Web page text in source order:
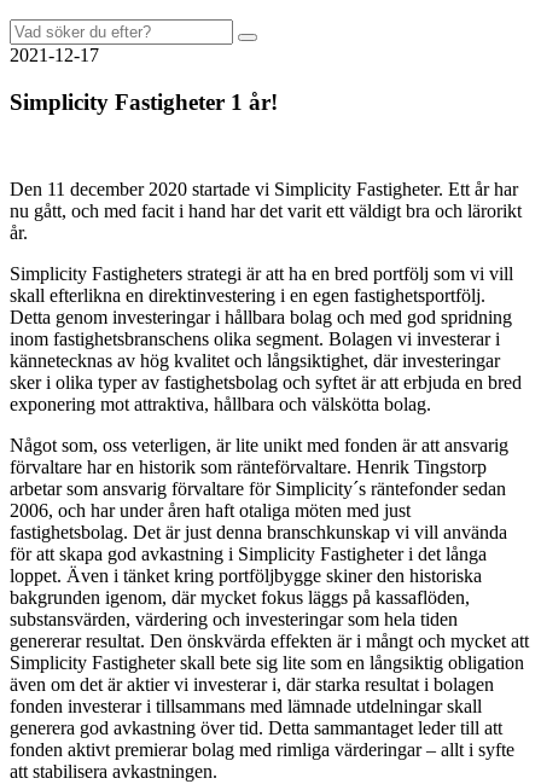
Sök
efter:
2021-12-17
Simplicity Fastigheter 1 år!
Den 11 december 2020 startade vi Simplicity Fastigheter. Ett år har
nu gått, och med facit i hand har det varit ett väldigt bra och lärorikt
år.
Simplicity Fastigheters strategi är att ha en bred portfölj som vi vill
skall efterlikna en direktinvestering i en egen fastighetsportfölj.
Detta genom investeringar i hållbara bolag och med god spridning
inom fastighetsbranschens olika segment. Bolagen vi investerar i
kännetecknas av hög kvalitet och långsiktighet, där investeringar
sker i olika typer av fastighetsbolag och syftet är att erbjuda en bred
exponering mot attraktiva, hållbara och välskötta bolag.
Något som, oss veterligen, är lite unikt med fonden är att ansvarig
förvaltare har en historik som ränteförvaltare. Henrik Tingstorp
arbetar som ansvarig förvaltare för Simplicity´s räntefonder sedan
2006, och har under åren haft otaliga möten med just
fastighetsbolag. Det är just denna branschkunskap vi vill använda
för att skapa god avkastning i Simplicity Fastigheter i det långa
loppet. Även i tänket kring portföljbygge skiner den historiska
bakgrunden igenom, där mycket fokus läggs på kassaflöden,
substansvärden, värdering och investeringar som hela tiden
genererar resultat. Den önskvärda effekten är i mångt och mycket att
Simplicity Fastigheter skall bete sig lite som en långsiktig obligation
även om det är aktier vi investerar i, där starka resultat i bolagen
fonden investerar i tillsammans med lämnade utdelningar skall
generera god avkastning över tid. Detta sammantaget leder till att
fonden aktivt premierar bolag med rimliga värderingar – allt i syfte
att stabilisera avkastningen.